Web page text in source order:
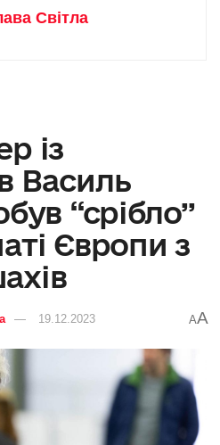
Світла
із
Василь
“срібло”
Європи з
19.12.2023 AA